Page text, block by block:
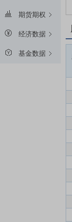
期货期权
经济数据
基金数据